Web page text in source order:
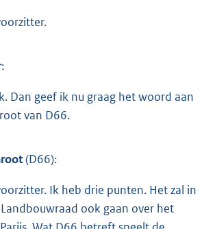
:
Dan geef ik nu graag het woord aan
van D66.
(D66):
Ik heb drie punten. Het zal in
ook gaan over het